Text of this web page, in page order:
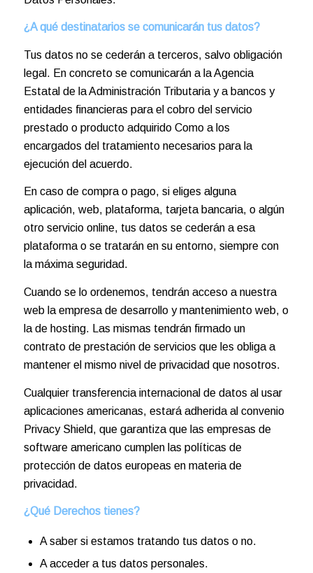
¿A qué destinatarios se comunicarán tus datos?
Tus datos no se cederán a terceros, salvo obligación
legal. En concreto se comunicarán a la Agencia
Estatal de la Administración Tributaria y a bancos y
entidades financieras para el cobro del servicio
prestado o producto adquirido Como a los
encargados del tratamiento necesarios para la
ejecución del acuerdo.
En caso de compra o pago, si eliges alguna
aplicación, web, plataforma, tarjeta bancaria, o algún
otro servicio online, tus datos se cederán a esa
plataforma o se tratarán en su entorno, siempre con
la máxima seguridad.
Cuando se lo ordenemos, tendrán acceso a nuestra
web la empresa de desarrollo y mantenimiento web, o
la de hosting. Las mismas tendrán firmado un
contrato de prestación de servicios que les obliga a
mantener el mismo nivel de privacidad que nosotros.
Cualquier transferencia internacional de datos al usar
aplicaciones americanas, estará adherida al convenio
Privacy Shield, que garantiza que las empresas de
software americano cumplen las políticas de
protección de datos europeas en materia de
privacidad.
¿Qué Derechos tienes?
A saber si estamos tratando tus datos o no.
A acceder a tus datos personales.